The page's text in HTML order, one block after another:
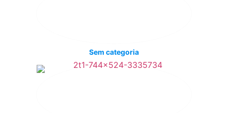
Sem categoria